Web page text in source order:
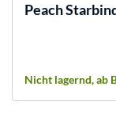
Peach
Nicht lagernd, ab